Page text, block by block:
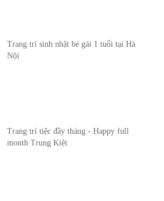
Trang trí sinh nhật bé gái 1 tuổi tại Hà
Nội
Trang trí tiệc đầy tháng - Happy full
month Trung Kiệt